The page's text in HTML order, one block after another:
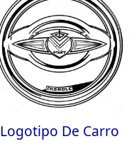
Logotipo De Carro